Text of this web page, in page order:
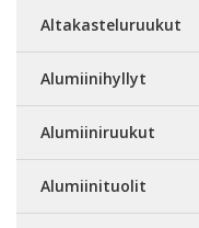
Altakasteluruukut
Alumiinihyllyt
Alumiiniruukut
Alumiinituolit